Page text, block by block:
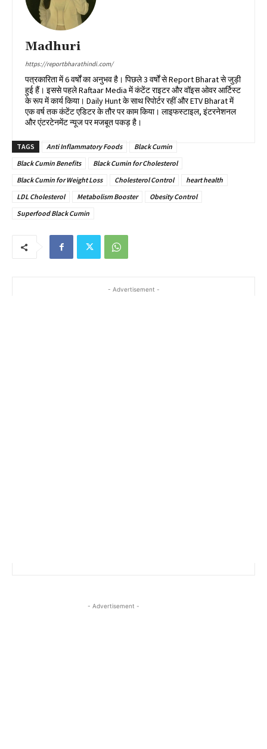
Madhuri
https://reportbharathindi.com/
पत्रकारिता में 6 वर्षों का अनुभव है। पिछले 3 वर्षों से Report Bharat से जुड़ी
हुई हैं। इससे पहले Raftaar Media में कंटेंट राइटर और वॉइस ओवर आर्टिस्ट
के रूप में कार्य किया। Daily Hunt के साथ रिपोर्टर रहीं और ETV Bharat में
एक वर्ष तक कंटेंट एडिटर के तौर पर काम किया। लाइफस्टाइल, इंटरनेशनल
और एंटरटेनमेंट न्यूज पर मजबूत पकड़ है।
TAGS Anti Inflammatory Foods
Black Cumin
Black Cumin Benefits
Black Cumin for Cholesterol
Black Cumin for Weight Loss
Cholesterol Control
heart health
LDL Cholesterol
Metabolism Booster
Obesity Control
Superfood Black Cumin
- Advertisement -
- Advertisement -